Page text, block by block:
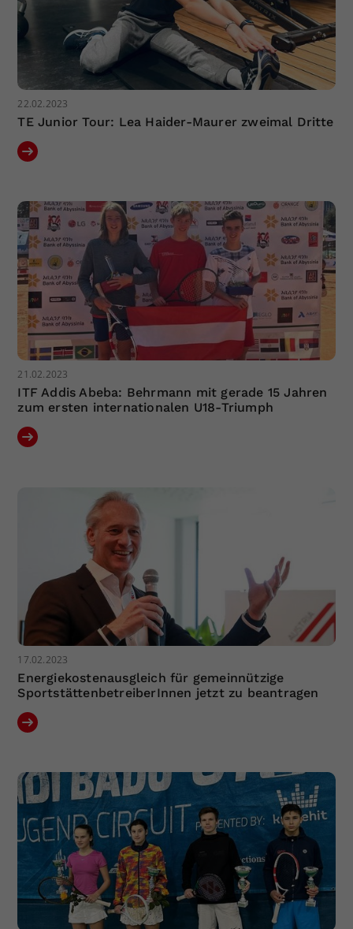
22.02.2023
TE Junior Tour: Lea Haider-Maurer zweimal Dritte
21.02.2023
ITF Addis Abeba: Behrmann mit gerade 15 Jahren
zum ersten internationalen U18-Triumph
17.02.2023
Energiekostenausgleich für gemeinnützige
SportstättenbetreiberInnen jetzt zu beantragen